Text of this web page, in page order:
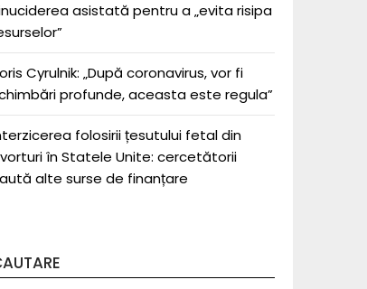
asistată pentru a „evita risipa
Cyrulnik: „După coronavirus, vor fi
profunde, aceasta este regula”
folosirii țesutului fetal din
în Statele Unite: cercetătorii
alte surse de finanțare